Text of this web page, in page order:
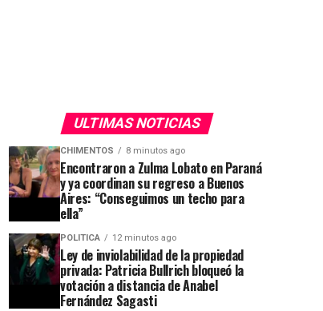
ULTIMAS NOTICIAS
CHIMENTOS 8 minutos ago
Encontraron a Zulma Lobato en Paraná
y ya coordinan su regreso a Buenos
Aires: “Conseguimos un techo para
ella”
POLITICA 12 minutos ago
Ley de inviolabilidad de la propiedad
privada: Patricia Bullrich bloqueó la
votación a distancia de Anabel
Fernández Sagasti